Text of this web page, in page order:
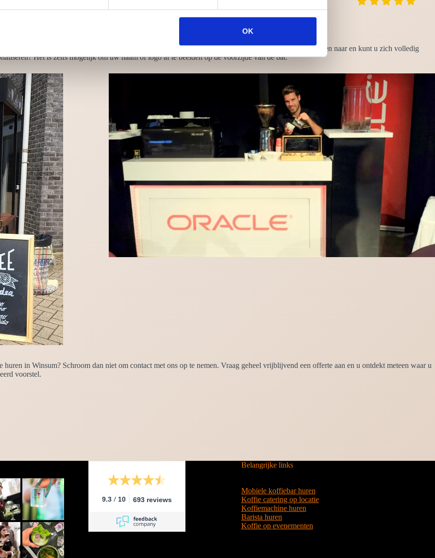
OK
molens en toebehoren. Wij zorgen ervoor dat alles van A tot Z is geregeld. Zo heeft u nergens omkijken naar en kunt u zich volledig
Het is zelfs mogelijk om uw naam of logo af te beelden op de voorzijde van de bar.
in Winsum? Schroom dan niet om contact met ons op te nemen. Vraag geheel vrijblijvend een offerte aan en u ontdekt meteen waar u
voorstel.
9.3 / 10 693 reviews
Belangrijke links
Mobiele koffiebar huren
Koffie catering op locatie
Koffiemachine huren
Barista huren
Koffie op evenementen